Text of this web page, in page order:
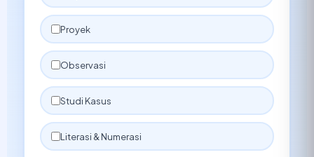
Proyek
Observasi
Studi Kasus
Literasi & Numerasi